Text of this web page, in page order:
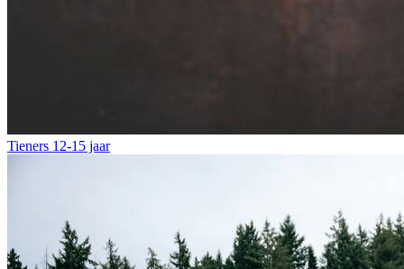
Tieners 12-15 jaar